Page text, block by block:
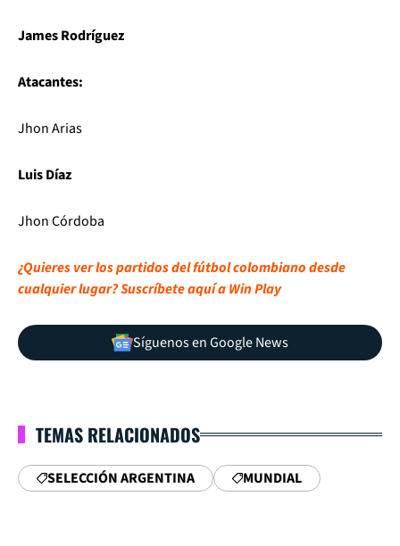
James Rodríguez
Atacantes:
Jhon Arias
Luis Díaz
Jhon Córdoba
¿Quieres ver los partidos del fútbol colombiano desde
cualquier lugar? Suscríbete aquí a Win Play
Síguenos en Google News
TEMAS RELACIONADOS
SELECCIÓN ARGENTINA MUNDIAL